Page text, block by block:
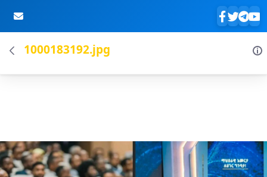
1000183192.jpg